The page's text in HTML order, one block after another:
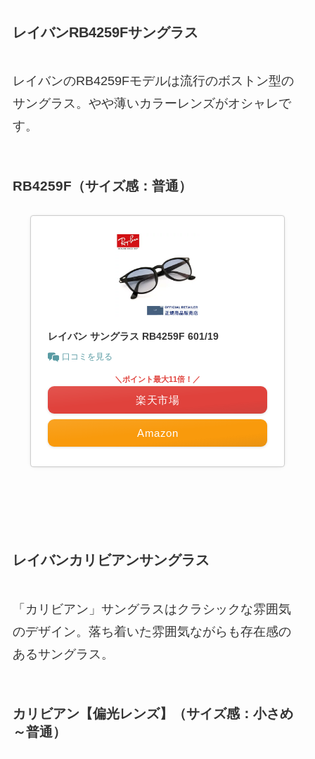
レイバンRB4259Fサングラス
レイバンのRB4259Fモデルは流行のボストン型の
サングラス。やや薄いカラーレンズがオシャレで
す。
RB4259F（サイズ感：普通）
レイバン サングラス RB4259F 601/19
口コミを見る
Amazon
＼ポイント最大11倍！／
楽天市場
レイバンカリビアンサングラス
「カリビアン」サングラスはクラシックな雰囲気
のデザイン。落ち着いた雰囲気ながらも存在感の
あるサングラス。
カリビアン【偏光レンズ】（サイズ感：小さめ
～普通）